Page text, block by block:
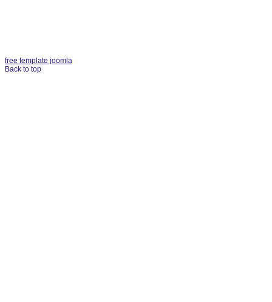
free template joomla
Back to top